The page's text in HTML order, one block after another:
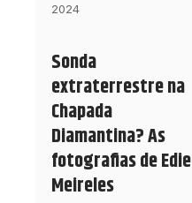
2024
Sonda
extraterrestre na
Chapada
Diamantina? As
fotografias de Edie
Meireles